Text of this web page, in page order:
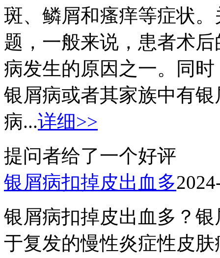
斑、鳞屑和瘙痒等症状
题，一般来说，患者术
病发生的原因之一。同
银屑病或者其家族中有
病...详细>>
提问者给了一个好评
银屑病扣掉皮出血多
银屑病扣掉皮出血多？
于复发的慢性炎症性皮